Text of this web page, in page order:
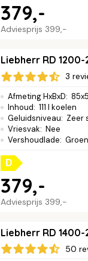
Adviesprijs 399,-
379,-
Liebherr RD 1200-
3
Afmeting HxBxD:
Inhoud: 111 l koelen
Geluidsniveau: Zeer
Vriesvak: Nee
Vershoudlade:
D
Adviesprijs 399,-
379,-
Liebherr RD 1400-
50